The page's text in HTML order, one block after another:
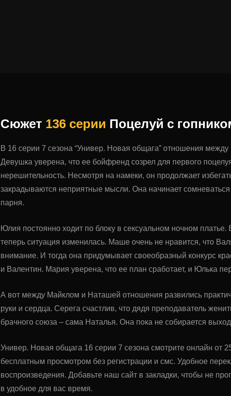
Сюжет 136 серии Поцелуй с
В 16 серии 7 сезона “Универ. Новая общага” отношения
Девушка уверена, что ее бойфренд созрел для первого
нерешительность. Несмотря на намеки, он продолжает
закрадываются неприятные мысли. Она начинает
парня.
Юлия постоянно ходит по блоку в сексуальном ночном
теперь ситуация изменилась. Маше очень не нравится, что
внимание. И тогда она придумывает своеобразный конкурс
и Валентин. Мария уверена, что ее план сработает, и Юлька
А вот между Майклом и Наташей отношения развились
руки и сердца. Серега счастлив, что дядя преподаватель
брачного союза – сама Наталья. Она пока не собирается
Универ. Новая общага 16 серии 7 сезона смотрите онлайн от
бесплатным просмотром без регистрации и смс. Удобное
воспроизведения. Добавьте наш сайт в закладки, чтобы не
в удобное для вас время.